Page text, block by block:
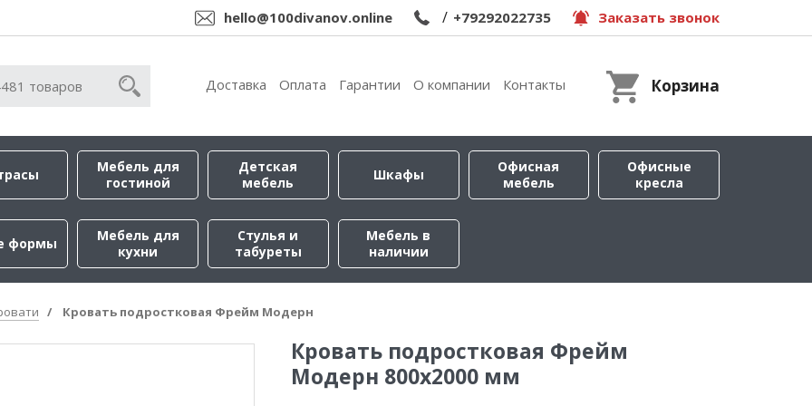
hello@100divanov.online / +79292022735 Заказать звонок
Доставка Оплата Гарантии О компании Контакты Корзина
Мебель для
гостиной
Детская
мебель
Шкафы
Офисная
мебель
Офисные
кресла
формы
Мебель для
кухни
Стулья и
табуреты
Мебель в
наличии
Кровать подростковая Фрейм Модерн
Кровать подростковая Фрейм
Модерн 800x2000 мм